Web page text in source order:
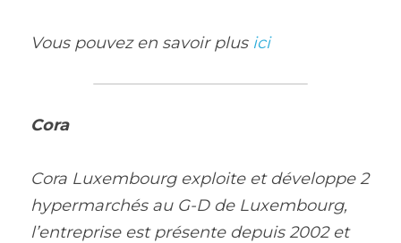
Vous pouvez en savoir plus ici
Cora
Cora Luxembourg exploite et développe 2
hypermarchés au G-D de Luxembourg,
l’entreprise est présente depuis 2002 et